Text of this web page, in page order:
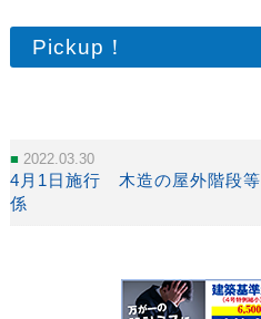
Pickup！
2022.03.30
4月1日施行 木造の屋外階段
係